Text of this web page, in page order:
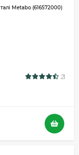
Metabo (616572000)
21